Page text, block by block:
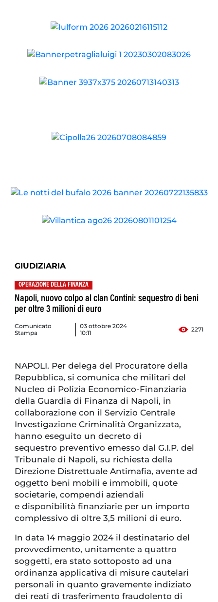
GIUDIZIARIA
OPERAZIONE DELLA FINANZA
Napoli, nuovo colpo al clan Contini: sequestro di beni
per oltre 3 milioni di euro
Comunicato
Stampa
03 ottobre 2024
10:11
2271
NAPOLI. Per delega del Procuratore della
Repubblica, si comunica che militari del
Nucleo di Polizia Economico-Finanziaria
della Guardia di Finanza di Napoli, in
collaborazione con il Servizio Centrale
Investigazione Criminalità Organizzata,
hanno eseguito un decreto di
sequestro preventivo emesso dal G.I.P. del
Tribunale di Napoli, su richiesta della
Direzione Distrettuale Antimafia, avente ad
oggetto beni mobili e immobili, quote
societarie, compendi aziendali
e disponibilità finanziarie per un importo
complessivo di oltre 3,5 milioni di euro.
In data 14 maggio 2024 il destinatario del
provvedimento, unitamente a quattro
soggetti, era stato sottoposto ad una
ordinanza applicativa di misure cautelari
personali in quanto gravemente indiziato
dei reati di trasferimento fraudolento di